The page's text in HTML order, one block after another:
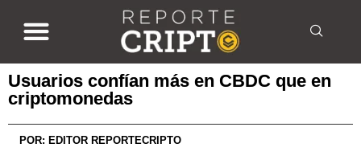
Usuarios confían más en CBDC que en
criptomonedas
POR: EDITOR REPORTECRIPTO